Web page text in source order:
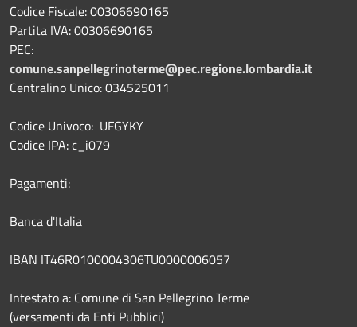
Codice Fiscale: 00306690165
Partita IVA: 00306690165
PEC:
comune.sanpellegrinoterme@pec.regione.lombardia.it
Centralino Unico: 034525011
Codice Univoco: UFGYKY
Codice IPA: c_i079
Pagamenti:
Banca d'Italia
IBAN IT46R0100004306TU0000006057
Intestato a: Comune di San Pellegrino Terme
(versamenti da Enti Pubblici)